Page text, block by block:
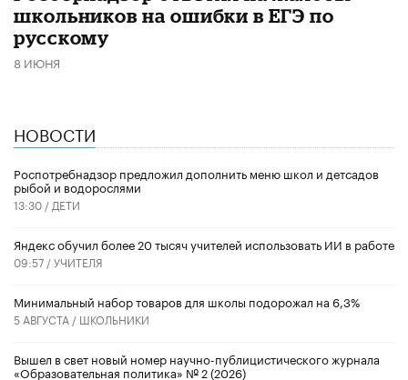
школьников на ошибки в ЕГЭ по
русскому
8 ИЮНЯ
НОВОСТИ
Роспотребнадзор предложил дополнить меню школ и детсадов
рыбой и водорослями
13:30 / ДЕТИ
​Яндекс обучил более 20 тысяч учителей использовать ИИ в работе
09:57 /УЧИТЕЛЯ
Минимальный набор товаров для школы подорожал на 6,3%
5 АВГУСТА / ШКОЛЬНИКИ
Вышел в свет новый номер научно-публицистического журнала
«Образовательная политика» № 2 (2026)